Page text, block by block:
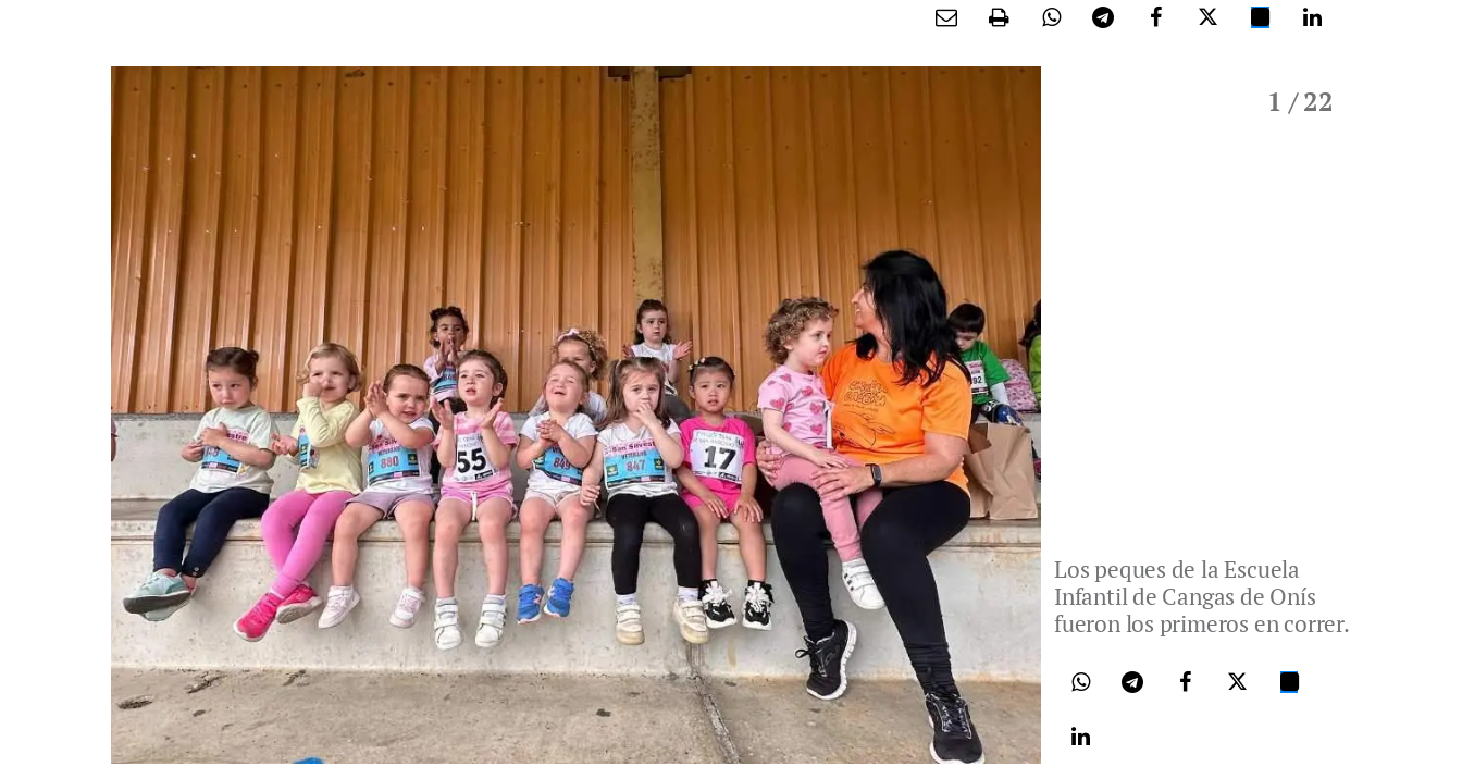
1 / 22
Los peques de la Escuela
Infantil de Cangas de Onís
fueron los primeros en correr.